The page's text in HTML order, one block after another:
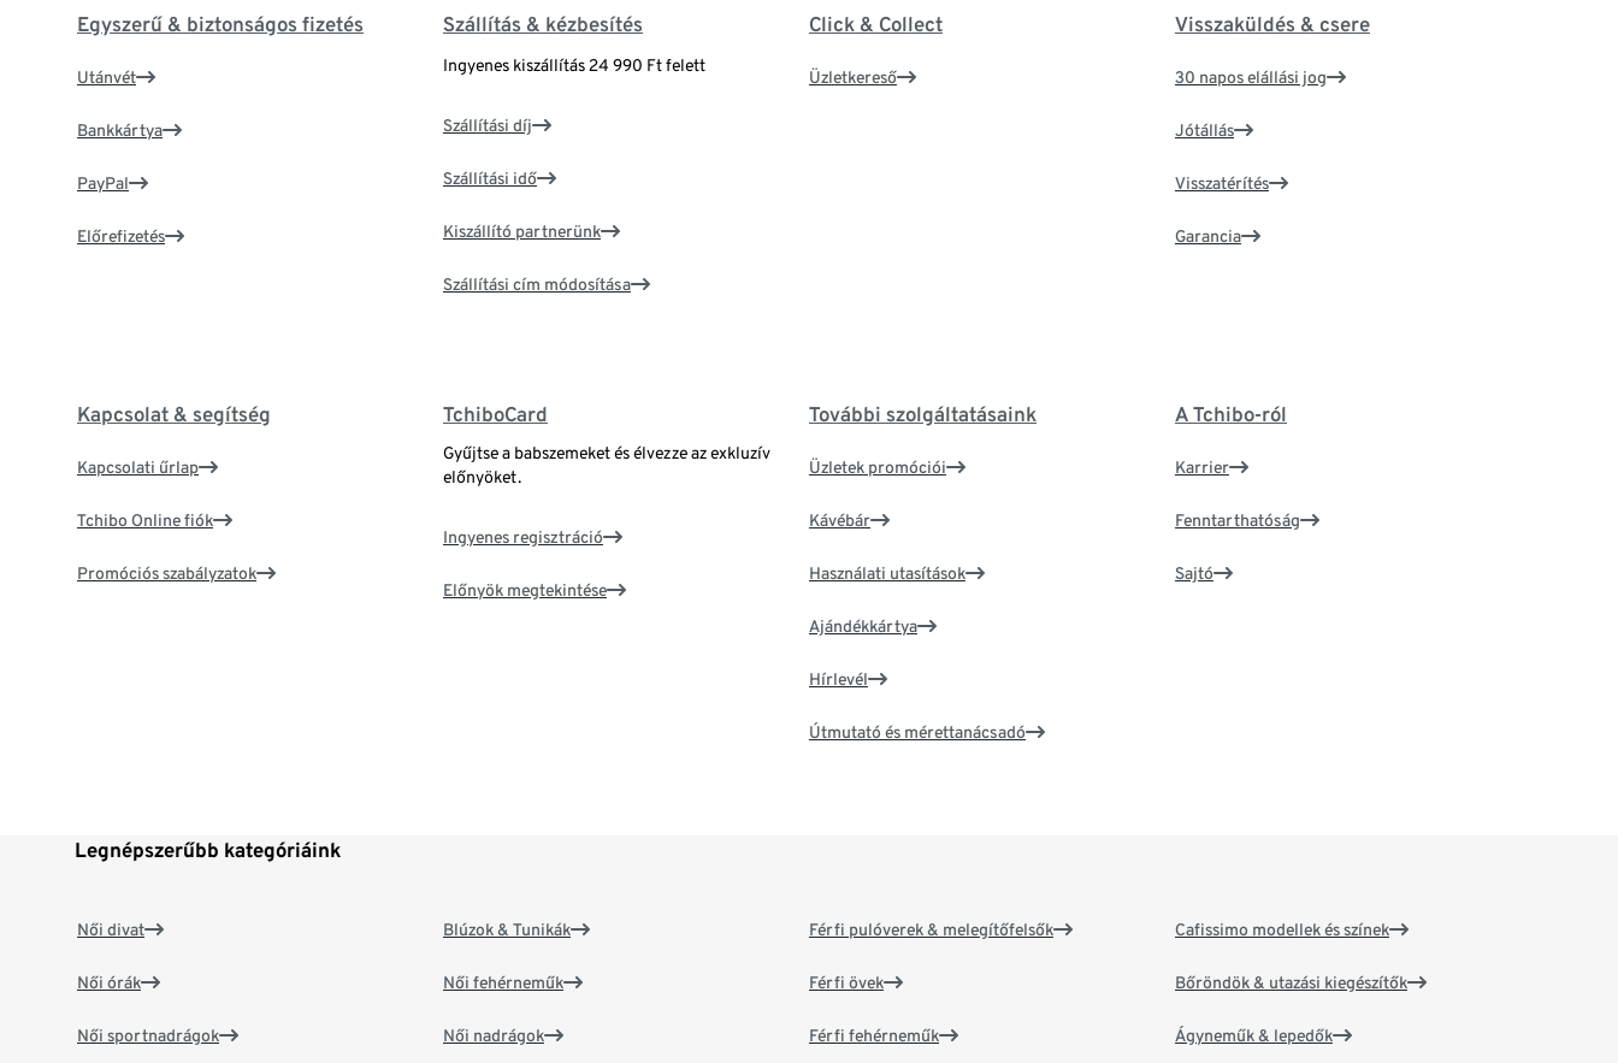
Egyszerű & biztonságos fizetés
Utánvét
Bankkártya
PayPal
Előrefizetés
Szállítás & kézbesítés
Ingyenes kiszállítás 24 990 Ft felett
Szállítási díj
Szállítási idő
Kiszállító partnerünk
Szállítási cím módosítása
Click & Collect
Üzletkereső
Visszaküldés & csere
30 napos elállási jog
Jótállás
Visszatérítés
Garancia
Kapcsolat & segítség
Kapcsolati űrlap
Tchibo Online fiók
Promóciós szabályzatok
TchiboCard
Gyűjtse a babszemeket és élvezze az exkluzív
előnyöket.
Ingyenes regisztráció
Előnyök megtekintése
További szolgáltatásaink
Üzletek promóciói
Kávébár
Használati utasítások
Ajándékkártya
Hírlevél
Útmutató és mérettanácsadó
A Tchibo-ról
Karrier
Fenntarthatóság
Sajtó
Legnépszerűbb kategóriáink
Női divat
Női órák
Női sportnadrágok
Blúzok & Tunikák
Női fehérneműk
Női nadrágok
Férfi pulóverek & melegítőfelsők
Férfi övek
Férfi fehérneműk
Cafissimo modellek és színek
Bőröndök & utazási kiegészítők
Ágyneműk & lepedők